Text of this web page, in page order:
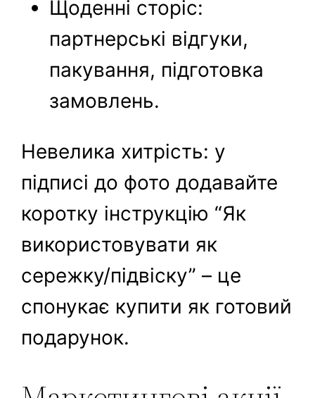
Щоденні сторіс:
партнерські відгуки,
пакування, підготовка
замовлень.
Невелика хитрість: у
підписі до фото додавайте
коротку інструкцію “Як
використовувати як
сережку/підвіску” – це
спонукає купити як готовий
подарунок.